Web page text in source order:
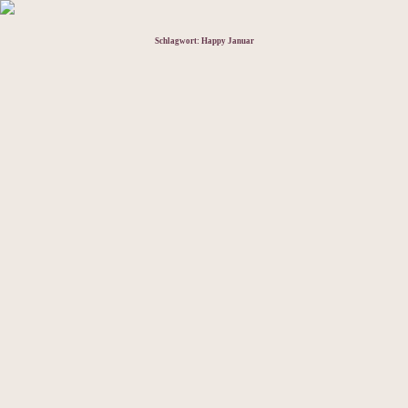
Schlagwort: Happy Januar